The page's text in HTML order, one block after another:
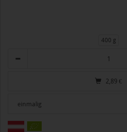
400 g
2,89 €